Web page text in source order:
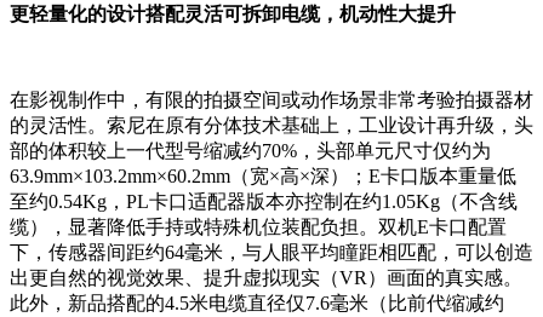
更轻量化的设计搭配灵活可拆卸电缆，机动性大提升
在影视制作中，有限的拍摄空间或动作场景非常考验拍摄器材
的灵活性。索尼在原有分体技术基础上，工业设计再升级，头
部的体积较上一代型号缩减约70%，头部单元尺寸仅约为
63.9mm×103.2mm×60.2mm（宽×高×深）；E卡口版本重量低
至约0.54Kg，PL卡口适配器版本亦控制在约1.05Kg（不含线
缆），显著降低手持或特殊机位装配负担。双机E卡口配置
下，传感器间距约64毫米，与人眼平均瞳距相匹配，可以创造
出更自然的视觉效果、提升虚拟现实（VR）画面的真实感。
此外，新品搭配的4.5米电缆直径仅7.6毫米（比前代缩减约